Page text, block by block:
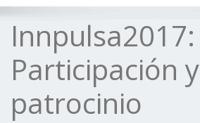
Innpulsa2017:
Participación y
patrocinio